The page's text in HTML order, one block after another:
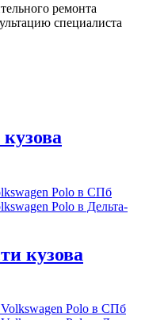
ремонта
специалиста
кузова